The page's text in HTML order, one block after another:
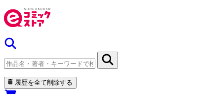
履歴を全て削除する